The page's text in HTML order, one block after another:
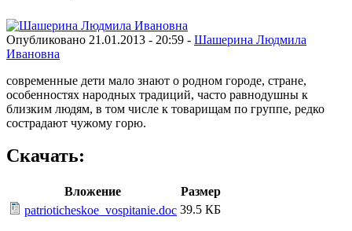
Опубликовано 21.01.2013 - 20:59 - Шашерина Людмила
Ивановна
современные дети мало знают о родном городе, стране,
особенностях народных традиций, часто равнодушны к
близким людям, в том числе к товарищам по группе, редко
сострадают чужому горю.
Скачать:
Вложение
Размер
patrioticheskoe_vospitanie.doc 39.5 КБ